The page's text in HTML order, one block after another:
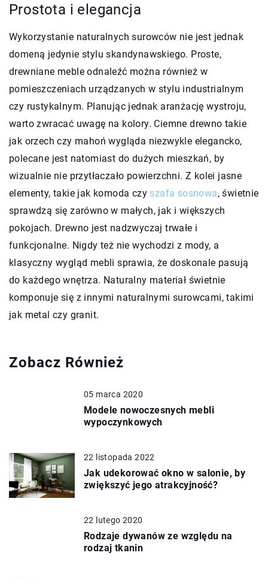
Prostota i elegancja
Wykorzystanie naturalnych surowców nie jest jednak
domeną jedynie stylu skandynawskiego. Proste,
drewniane meble odnaleźć można również w
pomieszczeniach urządzanych w stylu industrialnym
czy rustykalnym. Planując jednak aranżację wystroju,
warto zwracać uwagę na kolory. Ciemne drewno takie
jak orzech czy mahoń wygląda niezwykle elegancko,
polecane jest natomiast do dużych mieszkań, by
wizualnie nie przytłaczało powierzchni. Z kolei jasne
elementy, takie jak komoda czy szafa sosnowa, świetnie
sprawdzą się zarówno w małych, jak i większych
pokojach. Drewno jest nadzwyczaj trwałe i
funkcjonalne. Nigdy też nie wychodzi z mody, a
klasyczny wygląd mebli sprawia, że doskonale pasują
do każdego wnętrza. Naturalny materiał świetnie
komponuje się z innymi naturalnymi surowcami, takimi
jak metal czy granit.
Zobacz Również
05 marca 2020
Modele nowoczesnych mebli
wypoczynkowych
22 listopada 2022
Jak udekorować okno w salonie, by
zwiększyć jego atrakcyjność?
22 lutego 2020
Rodzaje dywanów ze względu na
rodzaj tkanin